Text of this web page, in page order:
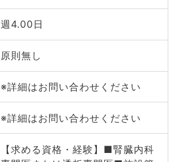
週4.00日
原則無し
※詳細はお問い合わせください
※詳細はお問い合わせください
【求める資格・経験】■腎臓内科